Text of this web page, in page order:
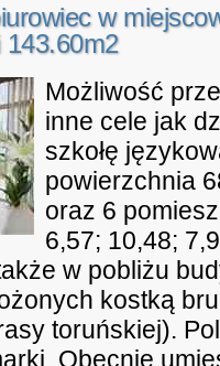
w
143.60m2
Możliwość
inne cele jak
szkołę
powierzchnia
oraz 6
6,57; 10,48;
w pobliżu
kostką
toruńskiej).
Obecnie